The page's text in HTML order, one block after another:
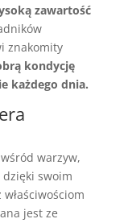
zawartość
znakomity
kondycję
każdego dnia.
warzyw,
swoim
jest ze